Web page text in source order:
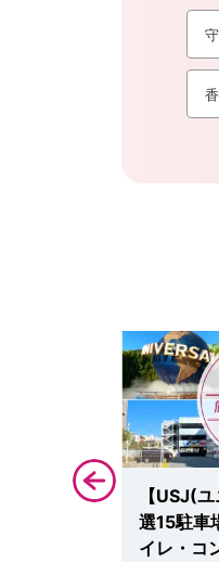
シティ・
【USJ(
選15駐車
イレ・コ